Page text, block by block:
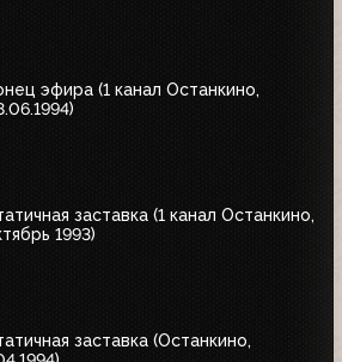
эфира (1 канал Останкино,
заставка (1 канал Останкино,
1993)
заставка (Останкино,